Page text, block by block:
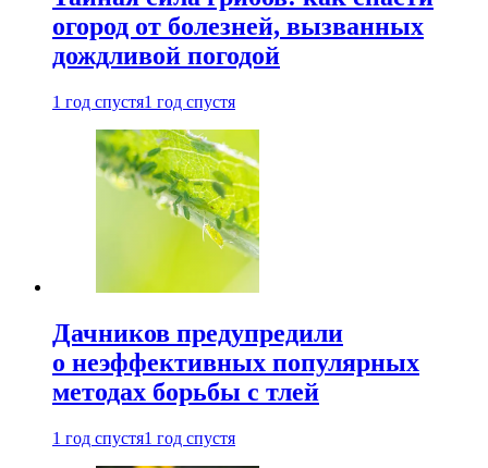
огород от болезней, вызванных
дождливой погодой
1 год спустя1 год спустя
Дачников предупредили
о неэффективных популярных
методах борьбы с тлей
1 год спустя1 год спустя